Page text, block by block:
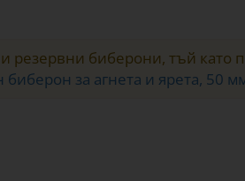
биберони, тъй като
биберон за агнета и ярета, 50